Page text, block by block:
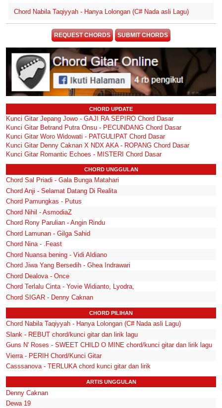
Chord Nabila Taqiyyah - Hanya Lolongan (C# Nada asli Lagu)
REQUEST CHORDS SUBMIT CHORDS
CHORD UPDATE
Kunci Gitar Jepang Jowo - GAJI RA SEPIRO Chord Dasar
Kunci Gitar Betrand Putra Onsu - PECUNDANG Chord Dasar
Kunci Gitar Woro Widowati - PATGULIPAT Chord Dasar
Kunci Gitar Denny Caknan X NDX AKA - ROPANG Chord Dasar
Kunci Gitar Romantic Echoes - MISTERI Chord Dasar
CHORD UNGGULAN
Chord Sal Priadi - Gala Bunga Matahari
Chord Anji - Selamat Datang Di Realita
Chord Pamungkas - Putus
Chord Nihil - AsmodiaZ
Chord Rony Parulian - Angin Rindu
Chord Lamunan - Gilga Sahid
Chord Nina - .Feast
Chord Nuansa bening - Vidi Aldiano
Chord Jiwa Yang Bersedih - Ghea Indrawari
Chord Dealova - Once
Chord Terlalu Cinta - Yovie Widianto, Lyodra,
Chord SIGAR - Denny Caknan
CHORD PILIHAN
Chord Nabila Taqiyyah - Hanya Lolongan (C# Nada asli Lagu)
Slank - REBUT chord/kunci gitar dan lirik lagu
Guns N' Roses - SWEET CHILD O MINE chord/kunci gitar dan lirik lagu
Vierra - PERIH Chord/Kunci Gitar
Casssanova - TERLUKA chord kunci gitar dan lirik
ARTIS UNGGULAN
Denny Caknan
Dewa 19